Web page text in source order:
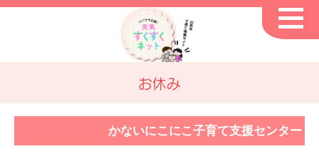
お休み
かないにこにこ子育て支援センター